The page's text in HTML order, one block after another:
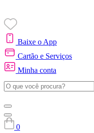
Baixe o App
Cartão e Serviços
Minha conta
0